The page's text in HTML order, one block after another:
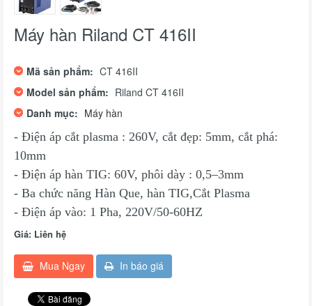
Máy hàn Riland CT 416II
Mã sản phẩm: CT 416II
Model sản phẩm: Riland CT 416II
Danh mục: Máy hàn
- Điện áp cắt plasma : 260V, cắt đẹp: 5mm, cắt phá:
10mm
- Điện áp hàn TIG: 60V, phôi dày : 0,5–3mm
- Ba chức năng Hàn Que, hàn TIG,Cắt Plasma
- Điện áp vào: 1 Pha, 220V/50-60HZ
Giá: Liên hệ
Mua Ngay In báo giá